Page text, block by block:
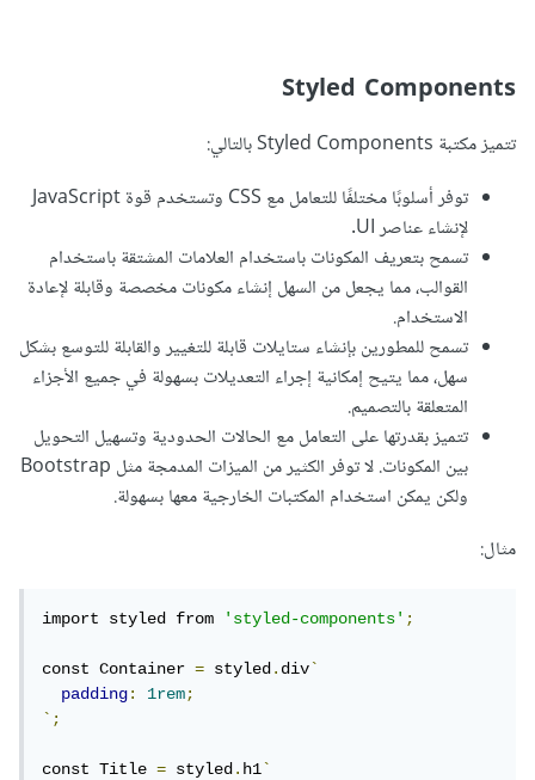
Styled Components
تتميز مكتبة Styled Components بالتالي:
توفر أسلوبًا مختلفًا للتعامل مع CSS وتستخدم قوة JavaScript
لإنشاء عناصر UI.
تسمح بتعريف المكونات باستخدام العلامات المشتقة باستخدام
القوالب، مما يجعل من السهل إنشاء مكونات مخصصة وقابلة لإعادة
الاستخدام.
تسمح للمطورين بإنشاء ستايلات قابلة للتغيير والقابلة للتوسع بشكل
سهل، مما يتيح إمكانية إجراء التعديلات بسهولة في جميع الأجزاء
المتعلقة بالتصميم.
تتميز بقدرتها على التعامل مع الحالات الحدودية وتسهيل التحويل
بين المكونات. لا توفر الكثير من الميزات المدمجة مثل Bootstrap
ولكن يمكن استخدام المكتبات الخارجية معها بسهولة.
مثال:
import styled from 'styled-components';
const Container = styled.div`
padding: 1rem;
`;
const Title = styled.h1`